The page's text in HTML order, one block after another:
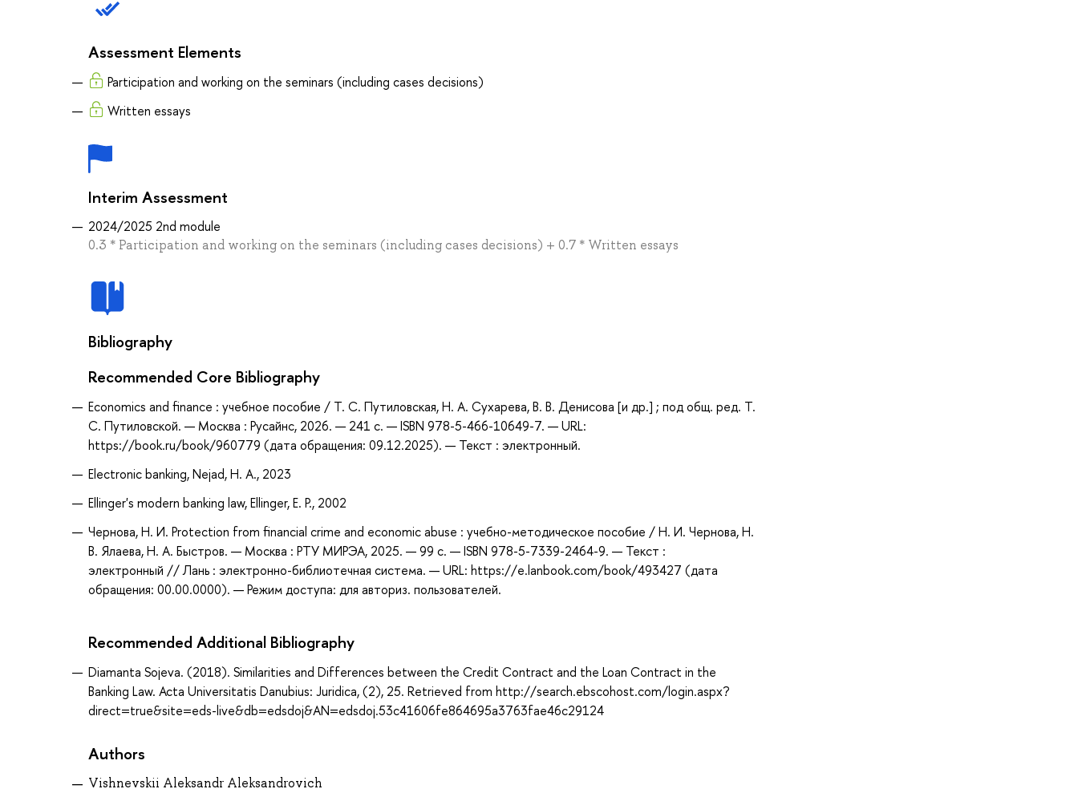
Assessment Elements
Participation and working on the seminars (including cases decisions)
Written essays
Interim Assessment
2024/2025 2nd module
0.3 * Participation and working on the seminars (including cases decisions) + 0.7 * Written essays
Bibliography
Recommended Core Bibliography
Economics and finance : учебное пособие / Т. С. Путиловская, Н. А. Сухарева, В. В. Денисова [и др.] ; под общ. ред. Т.
С. Путиловской. — Москва : Русайнс, 2026. — 241 с. — ISBN 978-5-466-10649-7. — URL:
https://book.ru/book/960779 (дата обращения: 09.12.2025). — Текст : электронный.
Electronic banking, Nejad, H. A., 2023
Ellinger's modern banking law, Ellinger, E. P., 2002
Чернова, Н. И. Protection from financial crime and economic abuse : учебно-методическое пособие / Н. И. Чернова, Н.
В. Ялаева, Н. А. Быстров. — Москва : РТУ МИРЭА, 2025. — 99 с. — ISBN 978-5-7339-2464-9. — Текст :
электронный // Лань : электронно-библиотечная система. — URL: https://e.lanbook.com/book/493427 (дата
обращения: 00.00.0000). — Режим доступа: для авториз. пользователей.
Recommended Additional Bibliography
Diamanta Sojeva. (2018). Similarities and Differences between the Credit Contract and the Loan Contract in the
Banking Law. Acta Universitatis Danubius: Juridica, (2), 25. Retrieved from http://search.ebscohost.com/login.aspx?
direct=true&site=eds-live&db=edsdoj&AN=edsdoj.53c41606fe864695a3763fae46c29124
Authors
Vishnevskii Aleksandr Aleksandrovich